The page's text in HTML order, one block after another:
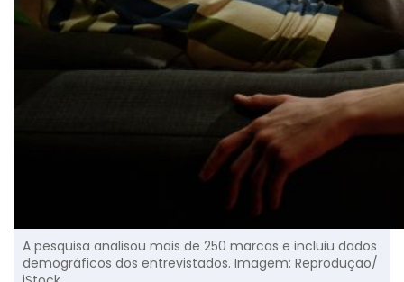
A pesquisa analisou mais de 250 marcas e incluiu dados
demográficos dos entrevistados. Imagem: Reprodução/